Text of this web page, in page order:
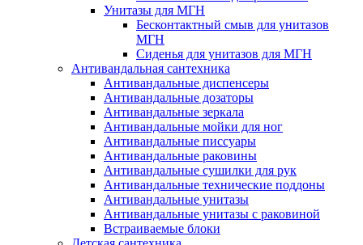
Унитазы для МГН
Бесконтактный смыв для унитазов
МГН
Сиденья для унитазов для МГН
Антивандальная сантехника
Антивандальные диспенсеры
Антивандальные дозаторы
Антивандальные зеркала
Антивандальные мойки для ног
Антивандальные писсуары
Антивандальные раковины
Антивандальные сушилки для рук
Антивандальные технические поддоны
Антивандальные унитазы
Антивандальные унитазы с раковиной
Встраиваемые блоки